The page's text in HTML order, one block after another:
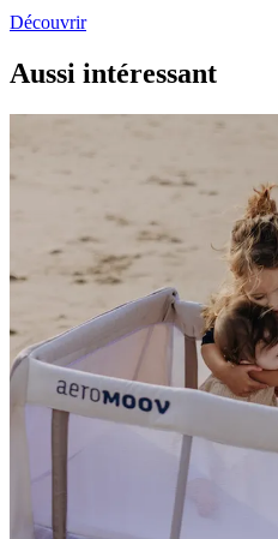
Découvrir
Aussi intéressant